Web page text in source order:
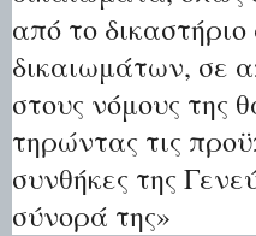
από το
δικαιωμάτων, σε
στους νόμους της
τηρώντας τις
συνθήκες της
σύνορά της»